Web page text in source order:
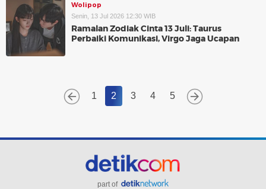
Wolipop
Senin, 13 Jul 2026 12:30 WIB
Ramalan Zodiak Cinta 13 Juli: Taurus
Perbaiki Komunikasi, Virgo Jaga Ucapan
1 2 3 4 5
part of